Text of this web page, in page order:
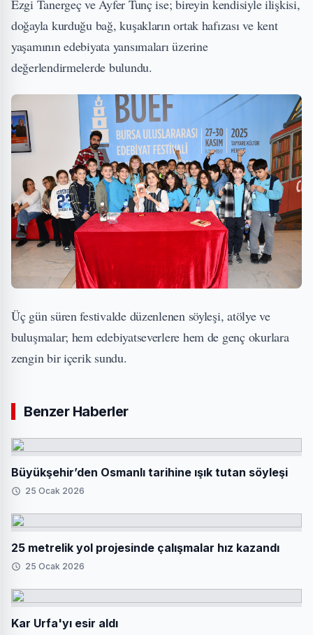
Ezgi Tanergeç ve Ayfer Tunç ise; bireyin kendisiyle ilişkisi,
doğayla kurduğu bağ, kuşakların ortak hafızası ve kent
yaşamının edebiyata yansımaları üzerine
değerlendirmelerde bulundu.
Üç gün süren festivalde düzenlenen söyleşi, atölye ve
buluşmalar; hem edebiyatseverlere hem de genç okurlara
zengin bir içerik sundu.
Benzer Haberler
Büyükşehir’den Osmanlı tarihine ışık tutan söyleşi
25 Ocak 2026
25 metrelik yol projesinde çalışmalar hız kazandı
25 Ocak 2026
Kar Urfa'yı esir aldı